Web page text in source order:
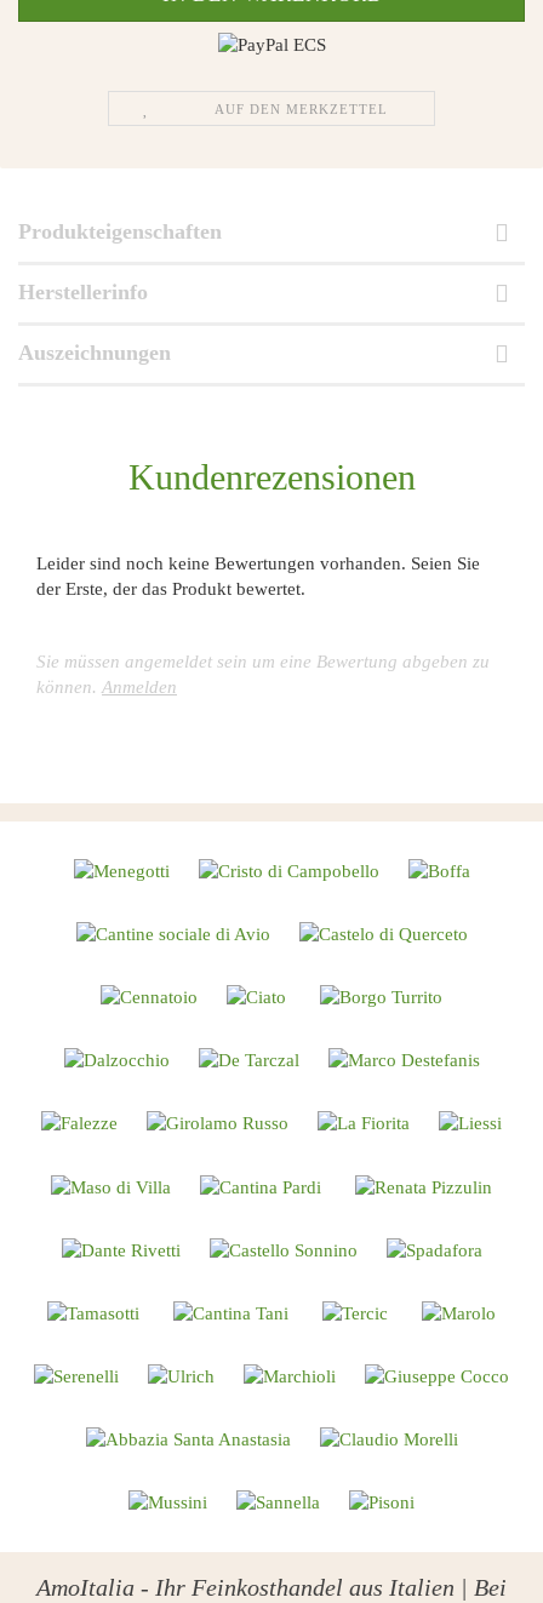
AUF DEN MERKZETTEL
Produkteigenschaften
Herstellerinfo
Auszeichnungen
Kundenrezensionen
Leider sind noch keine Bewertungen vorhanden. Seien Sie
der Erste, der das Produkt bewertet.
Sie müssen angemeldet sein um eine Bewertung abgeben zu
können. Anmelden
AmoItalia - Ihr Feinkosthandel aus Italien | Bei